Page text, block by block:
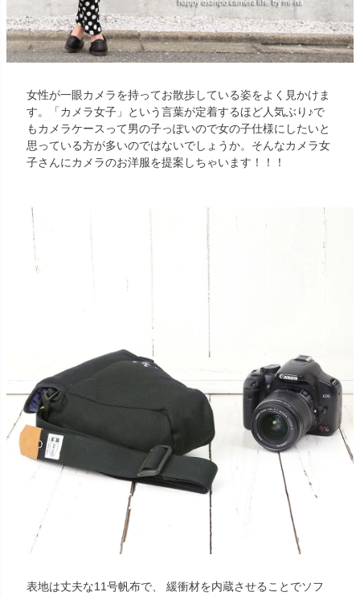
女性が一眼カメラを持ってお散歩している姿をよく見かけま
す。「カメラ女子」という言葉が定着するほど人気ぶり♪で
もカメラケースって男の子っぽいので女の子仕様にしたいと
思っている方が多いのではないでしょうか。そんなカメラ女
子さんにカメラのお洋服を提案しちゃいます！！！
表地は丈夫な11号帆布で、 緩衝材を内蔵させることでソフ